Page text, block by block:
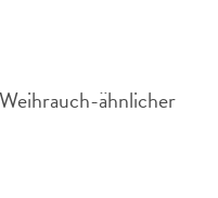
ähnlicher